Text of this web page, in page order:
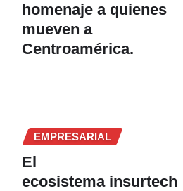
homenaje a quienes
mueven a
Centroamérica.
EMPRESARIAL
El
ecosistema insurtech